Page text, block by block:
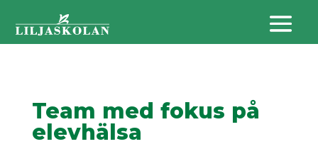
Team med fokus på
elevhälsa